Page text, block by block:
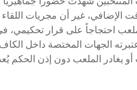
1-0 بعد الوقت الإضافي، غير أن
احتجاجاً على قرار
هو ما اعتبرته الجهات المختصة
يغادر الملعب دون إذن الحكم